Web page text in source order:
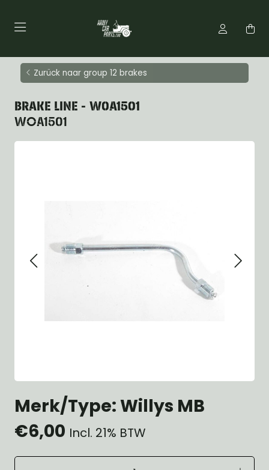
Zurück naar group 12 brakes
BRAKE LINE - W0A1501
WOA1501
Merk/Type: Willys MB
€6,00 Incl. 21% BTW